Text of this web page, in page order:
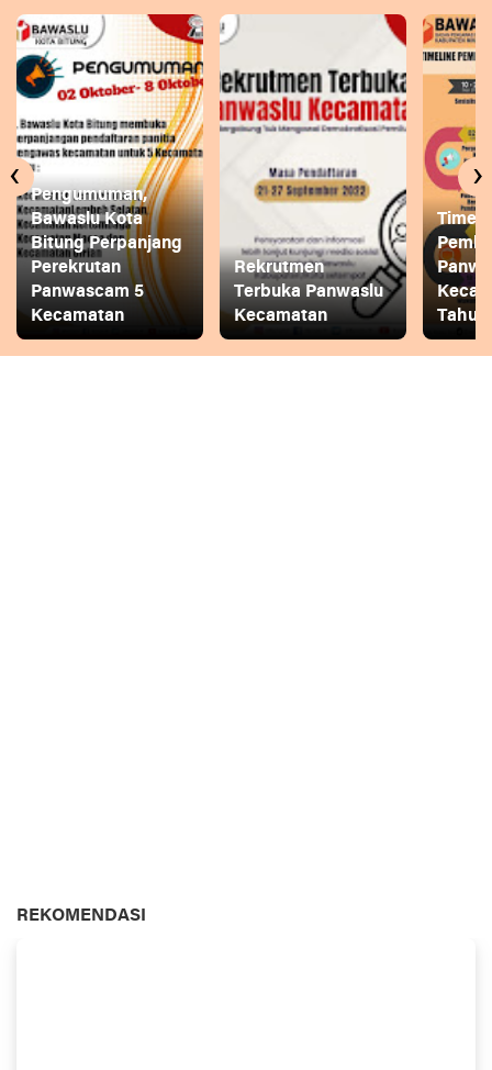
Pengumuman,
Bawaslu Kota
Bitung Perpanjang
Perekrutan
Panwascam 5
Kecamatan
Rekrutmen
Terbuka Panwaslu
Kecamatan
Tahun
‹ ›
REKOMENDASI